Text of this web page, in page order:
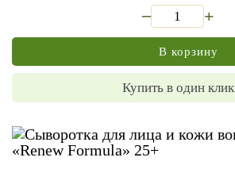
+
В корзину
Купить в один клик